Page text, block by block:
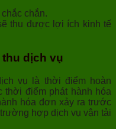
chắn.
thu được lợi ích kinh tế
dịch vụ
vụ là thời điểm hoàn
thời điểm phát hành hóa
hóa đơn xảy ra trước
hợp dịch vụ vận tải